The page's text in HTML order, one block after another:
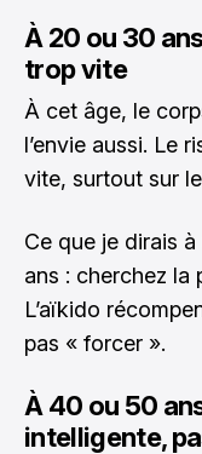
À 20 ou 30
trop vite
À cet âge, le
l’envie aussi. Le
vite, surtout sur
Ce que je dirais
ans : cherchez la
L’aïkido
pas « forcer ».
À 40 ou 50
intelligente,